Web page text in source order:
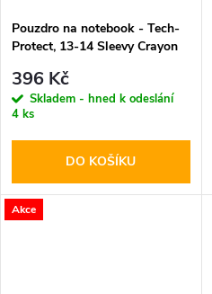
Pouzdro na notebook - Tech-
Protect, 13-14 Sleevy Crayon
396 Kč
Skladem - hned k odeslání
4 ks
DO KOŠÍKU
Akce